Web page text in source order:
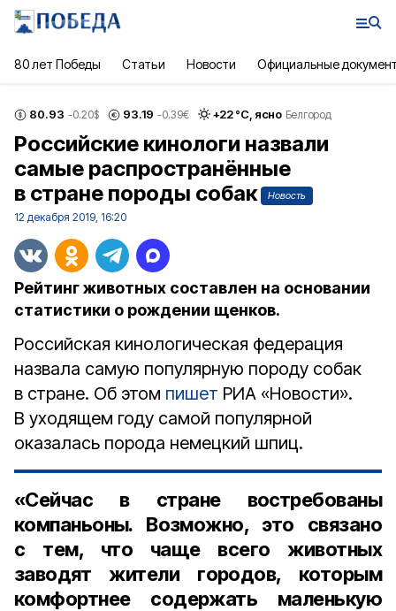
80 лет Победы Статьи Новости Официальные
80.93 -0.20$ 93.19 -0.39€ +22°С, ясно Белгород
Российские кинологи назвали
самые распространённые
в стране породы собак
Новость
12 декабря 2019, 16:20
Рейтинг животных составлен на основании
статистики о рождении щенков.
Российская кинологическая федерация
назвала самую популярную породу собак
в стране. Об этом пишет РИА «Новости».
В уходящем году самой популярной
оказалась порода немецкий шпиц.
«Сейчас в стране востребованы
компаньоны. Возможно, это связано
с тем, что чаще всего животных
заводят жители городов, которым
комфортнее содержать маленькую